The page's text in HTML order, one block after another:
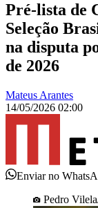
Pré-lista de
Seleção
na disputa
de 2026
Mateus Arantes
14/05/2026 02:00
Enviar no
Pedro